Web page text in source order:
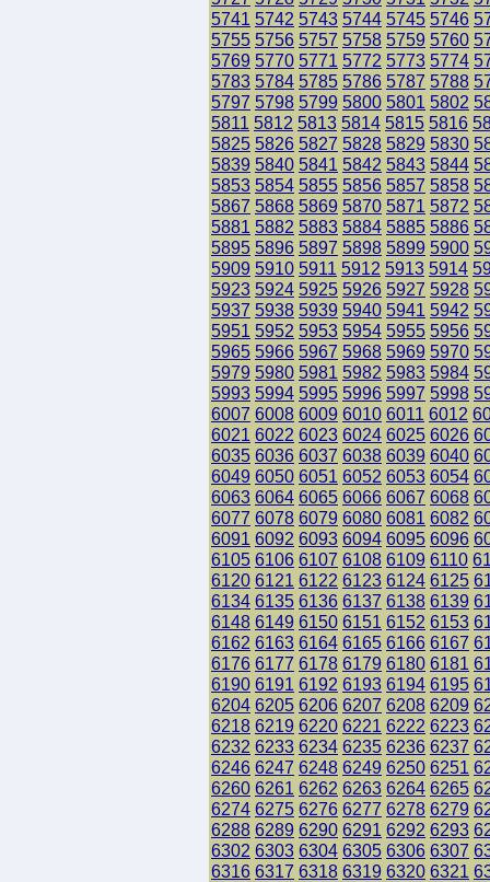
5741 5742 5743 5744 5745 5746
5755 5756 5757 5758 5759 5760
5769 5770 5771 5772 5773 5774
5783 5784 5785 5786 5787 5788
5797 5798 5799 5800 5801 5802
5811 5812 5813 5814 5815 5816
5825 5826 5827 5828 5829 5830
5839 5840 5841 5842 5843 5844
5853 5854 5855 5856 5857 5858
5867 5868 5869 5870 5871 5872
5881 5882 5883 5884 5885 5886
5895 5896 5897 5898 5899 5900
5909 5910 5911 5912 5913 5914
5923 5924 5925 5926 5927 5928
5937 5938 5939 5940 5941 5942
5951 5952 5953 5954 5955 5956
5965 5966 5967 5968 5969 5970
5979 5980 5981 5982 5983 5984
5993 5994 5995 5996 5997 5998
6007 6008 6009 6010 6011 6012
6021 6022 6023 6024 6025 6026
6035 6036 6037 6038 6039 6040
6049 6050 6051 6052 6053 6054
6063 6064 6065 6066 6067 6068
6077 6078 6079 6080 6081 6082
6091 6092 6093 6094 6095 6096
6105 6106 6107 6108 6109 6110
6120 6121 6122 6123 6124 6125
6134 6135 6136 6137 6138 6139
6148 6149 6150 6151 6152 6153
6162 6163 6164 6165 6166 6167
6176 6177 6178 6179 6180 6181
6190 6191 6192 6193 6194 6195
6204 6205 6206 6207 6208 6209
6218 6219 6220 6221 6222 6223
6232 6233 6234 6235 6236 6237
6246 6247 6248 6249 6250 6251
6260 6261 6262 6263 6264 6265
6274 6275 6276 6277 6278 6279
6288 6289 6290 6291 6292 6293
6302 6303 6304 6305 6306 6307
6316 6317 6318 6319 6320 6321